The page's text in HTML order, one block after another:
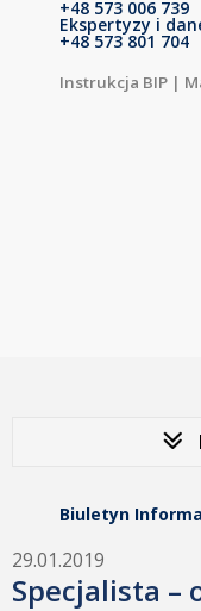
+48 573 006 739
Ekspertyzy i
+48 573 801 704
Instrukcja BIP |
Biuletyn
29.01.2019
Specjalista –